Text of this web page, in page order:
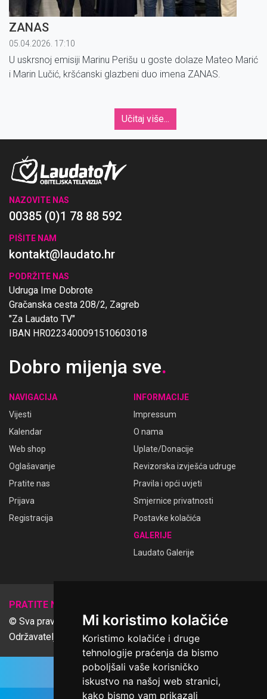
Mi koristimo kolačiće
Koristimo kolačiće i druge
tehnologije praćenja da bismo
poboljšali vaše korisničko
iskustvo na našoj web stranici,
kako bismo vam prikazali
ZANAS
05.04.2026. 17:10
U uskrsnoj emisiji Marinu Perišu u goste dolaze Mateo Marić
i Marin Lučić, kršćanski glazbeni duo imena ZANAS.
Učitaj više...
NAZOVITE NAS
00385 (0)1 78 88 592
PIŠITE NAM
kontakt@laudato.hr
PODRŽITE NAS
Udruga Ime Dobrote
Gračanska cesta 208/2, Zagreb
"Za Laudato TV"
IBAN HR0223400091510603018
Dobro mijenja sve.
NAVIGACIJA
Vijesti
Kalendar
Web shop
Oglašavanje
Pratite nas
Prijava
Registracija
INFORMACIJE
Impressum
O nama
Uplate/Donacije
Revizorska izvješća udruge
Pravila i opći uvjeti
Smjernice privatnosti
Postavke kolačića
GALERIJE
Laudato Galerije
PRATITE NAS
© Sva prava pridržana Udruga Ime dobrote
Održavatelj Netcom d.o.o., Riva 6, Rijeka